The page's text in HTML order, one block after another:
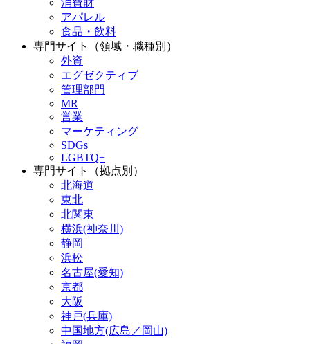
消費財
アパレル
食品・飲料
専門サイト（領域・職種別）
外資
エグゼクティブ
管理部門
MR
営業
マーケティング
SDGs
LGBTQ+
専門サイト（拠点別）
北海道
東北
北関東
横浜(神奈川)
静岡
浜松
名古屋(愛知)
京都
大阪
神戸(兵庫)
中国地方(広島／岡山)